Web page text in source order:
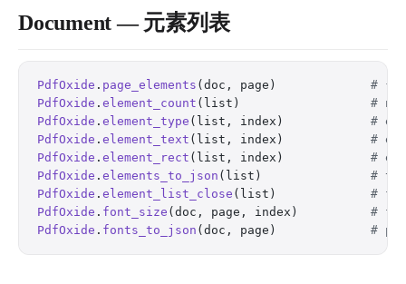
Document — 元素列表
PdfOxide . page_elements (doc, page) #
PdfOxide . element_count (list) #
PdfOxide . element_type (list, index) #
PdfOxide . element_text (list, index) #
PdfOxide . element_rect (list, index) #
PdfOxide . elements_to_json (list) #
PdfOxide . element_list_close (list) #
PdfOxide . font_size (doc, page, index) #
PdfOxide . fonts_to_json (doc, page) #